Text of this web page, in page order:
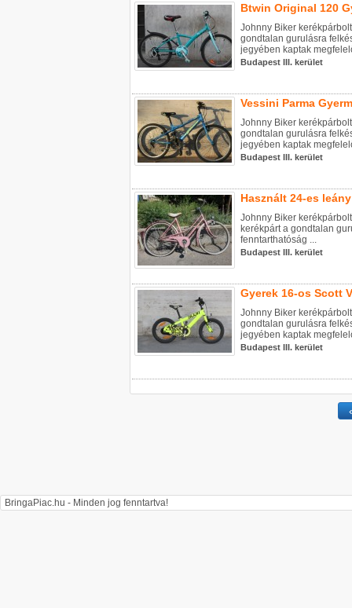
Btwin Original 120
Johnny Biker
gondtalan gurulásra
jegyében kaptak
Budapest III. kerület
Vessini Parma
Johnny Biker
gondtalan gurulásra
jegyében kaptak
Budapest III. kerület
Használt 24-es
Johnny Biker
kerékpárt a gondtalan
fenntarthatóság ...
Budapest III. kerület
Gyerek 16-os Scott
Johnny Biker
gondtalan gurulásra
jegyében kaptak
Budapest III. kerület
BringaPiac.hu - Minden jog fenntartva!